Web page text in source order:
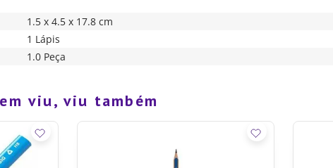
1.5 x 4.5 x 17.8 cm
1 Lápis
1.0 Peça
viu, viu também